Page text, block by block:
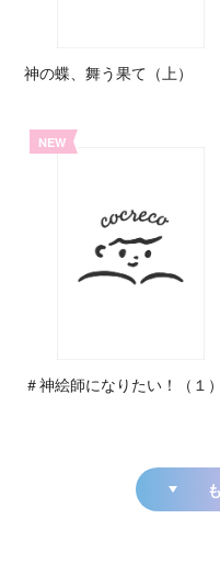
神の蝶、舞う果て（上）
NEW
＃神絵師になりたい！（１）